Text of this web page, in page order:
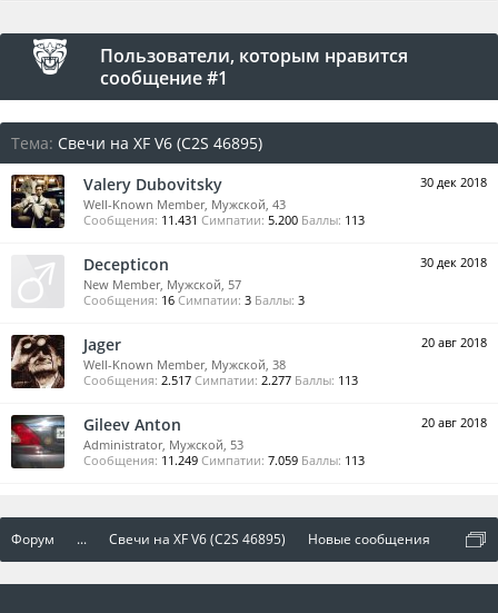
Пользователи, которым нравится
сообщение #1
Тема: Свечи на XF V6 (C2S 46895)
30 дек 2018
Valery Dubovitsky
Well-Known Member, Мужской, 43
Сообщения: 11.431 Симпатии: 5.200 Баллы: 113
30 дек 2018
Decepticon
New Member, Мужской, 57
Сообщения: 16 Симпатии: 3 Баллы: 3
20 авг 2018
Jager
Well-Known Member, Мужской, 38
Сообщения: 2.517 Симпатии: 2.277 Баллы: 113
20 авг 2018
Gileev Anton
Administrator, Мужской, 53
Сообщения: 11.249 Симпатии: 7.059 Баллы: 113
Форум ... Свечи на XF V6 (C2S 46895) Новые сообщения